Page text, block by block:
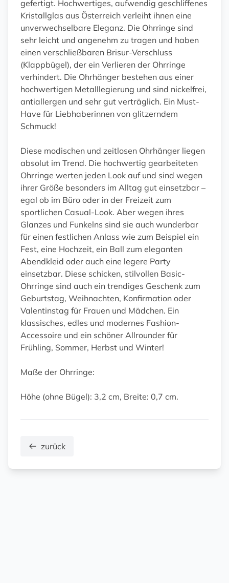
gefertigt. Hochwertiges, aufwendig geschliffenes
Kristallglas aus Österreich verleiht ihnen eine
unverwechselbare Eleganz. Die Ohrringe sind
sehr leicht und angenehm zu tragen und haben
einen verschließbaren Brisur-Verschluss
(Klappbügel), der ein Verlieren der Ohrringe
verhindert. Die Ohrhänger bestehen aus einer
hochwertigen Metalllegierung und sind nickelfrei,
antiallergen und sehr gut verträglich. Ein Must-
Have für Liebhaberinnen von glitzerndem
Schmuck!
Diese modischen und zeitlosen Ohrhänger liegen
absolut im Trend. Die hochwertig gearbeiteten
Ohrringe werten jeden Look auf und sind wegen
ihrer Größe besonders im Alltag gut einsetzbar –
egal ob im Büro oder in der Freizeit zum
sportlichen Casual-Look. Aber wegen ihres
Glanzes und Funkelns sind sie auch wunderbar
für einen festlichen Anlass wie zum Beispiel ein
Fest, eine Hochzeit, ein Ball zum eleganten
Abendkleid oder auch eine legere Party
einsetzbar. Diese schicken, stilvollen Basic-
Ohrringe sind auch ein trendiges Geschenk zum
Geburtstag, Weihnachten, Konfirmation oder
Valentinstag für Frauen und Mädchen. Ein
klassisches, edles und modernes Fashion-
Accessoire und ein schöner Allrounder für
Frühling, Sommer, Herbst und Winter!
Maße der Ohrringe:
Höhe (ohne Bügel): 3,2 cm, Breite: 0,7 cm.
zurück